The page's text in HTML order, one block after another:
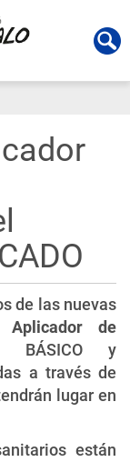
de las nuevas
Aplicador de
BÁSICO y
a través de
lugar en
están